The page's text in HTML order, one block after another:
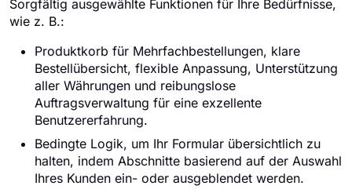
Sorgfältig ausgewählte Funktionen für Ihre Bedürfnisse,
wie z. B.:
Produktkorb für Mehrfachbestellungen, klare
Bestellübersicht, flexible Anpassung, Unterstützung
aller Währungen und reibungslose
Auftragsverwaltung für eine exzellente
Benutzererfahrung.
Bedingte Logik, um Ihr Formular übersichtlich zu
halten, indem Abschnitte basierend auf der Auswahl
Ihres Kunden ein- oder ausgeblendet werden.